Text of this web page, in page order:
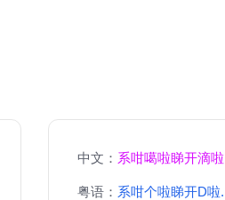
中文： 系咁噶啦睇开滴
粤语： 系咁个啦睇开D啦